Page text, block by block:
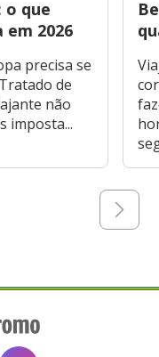
o que
em 2026
precisa se
de
não
imposta...